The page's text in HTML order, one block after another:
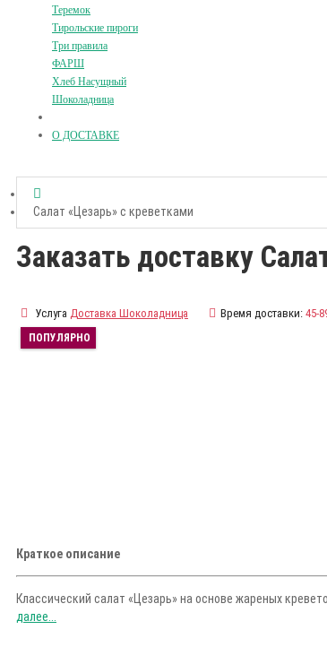
Теремок
Тирольские пироги
Три правила
ФАРШ
Хлеб Насущный
Шоколадница
О ДОСТАВКЕ
Салат «Цезарь» с креветками
Заказать доставку
Услуга Доставка Шоколадница Время доставки: 45-
ПОПУЛЯРНО
Краткое описание
Классический салат «Цезарь» на основе жареных
далее...